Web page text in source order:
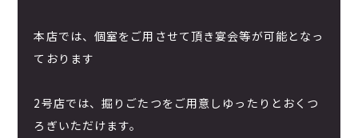
本店では、個室をご用させて頂き宴会等が可能となっ
ております
2号店では、掘りごたつをご用意しゆったりとおくつ
ろぎいただけます。